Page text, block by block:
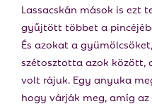
Lassacskán mások is ezt
gyűjtött többet a
És azokat a
szétosztotta azok között,
volt rájuk. Egy anyuka
hogy várják meg, amíg